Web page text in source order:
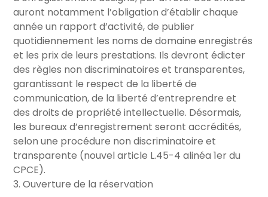
auront notamment l’obligation d’établir chaque
année un rapport d’activité, de publier
quotidiennement les noms de domaine enregistrés
et les prix de leurs prestations. Ils devront édicter
des règles non discriminatoires et transparentes,
garantissant le respect de la liberté de
communication, de la liberté d’entreprendre et
des droits de propriété intellectuelle. Désormais,
les bureaux d’enregistrement seront accrédités,
selon une procédure non discriminatoire et
transparente (nouvel article L.45-4 alinéa 1er du
CPCE).
3. Ouverture de la réservation